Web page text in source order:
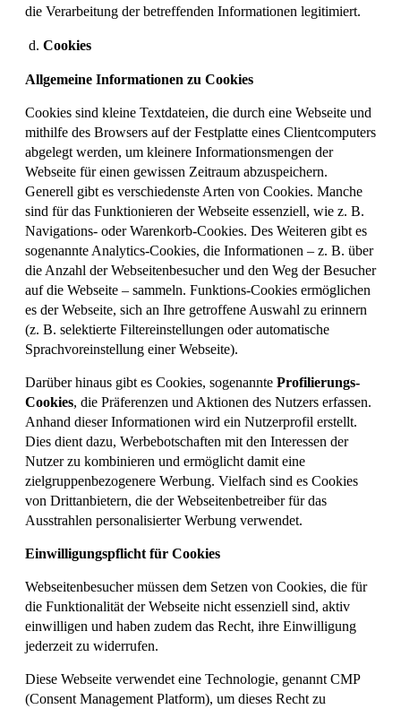
die Verarbeitung der betreffenden Informationen legitimiert.
Cookies
Allgemeine Informationen zu Cookies
Cookies sind kleine Textdateien, die durch eine Webseite und
mithilfe des Browsers auf der Festplatte eines Clientcomputers
abgelegt werden, um kleinere Informationsmengen der
Webseite für einen gewissen Zeitraum abzuspeichern.
Generell gibt es verschiedenste Arten von Cookies. Manche
sind für das Funktionieren der Webseite essenziell, wie z. B.
Navigations- oder Warenkorb-Cookies. Des Weiteren gibt es
sogenannte Analytics-Cookies, die Informationen – z. B. über
die Anzahl der Webseitenbesucher und den Weg der Besucher
auf die Webseite – sammeln. Funktions-Cookies ermöglichen
es der Webseite, sich an Ihre getroffene Auswahl zu erinnern
(z. B. selektierte Filtereinstellungen oder automatische
Sprachvoreinstellung einer Webseite).
Darüber hinaus gibt es Cookies, sogenannte Profilierungs-
Cookies, die Präferenzen und Aktionen des Nutzers erfassen.
Anhand dieser Informationen wird ein Nutzerprofil erstellt.
Dies dient dazu, Werbebotschaften mit den Interessen der
Nutzer zu kombinieren und ermöglicht damit eine
zielgruppenbezogenere Werbung. Vielfach sind es Cookies
von Drittanbietern, die der Webseitenbetreiber für das
Ausstrahlen personalisierter Werbung verwendet.
Einwilligungspflicht für Cookies
Webseitenbesucher müssen dem Setzen von Cookies, die für
die Funktionalität der Webseite nicht essenziell sind, aktiv
einwilligen und haben zudem das Recht, ihre Einwilligung
jederzeit zu widerrufen.
Diese Webseite verwendet eine Technologie, genannt CMP
(Consent Management Platform), um dieses Recht zu